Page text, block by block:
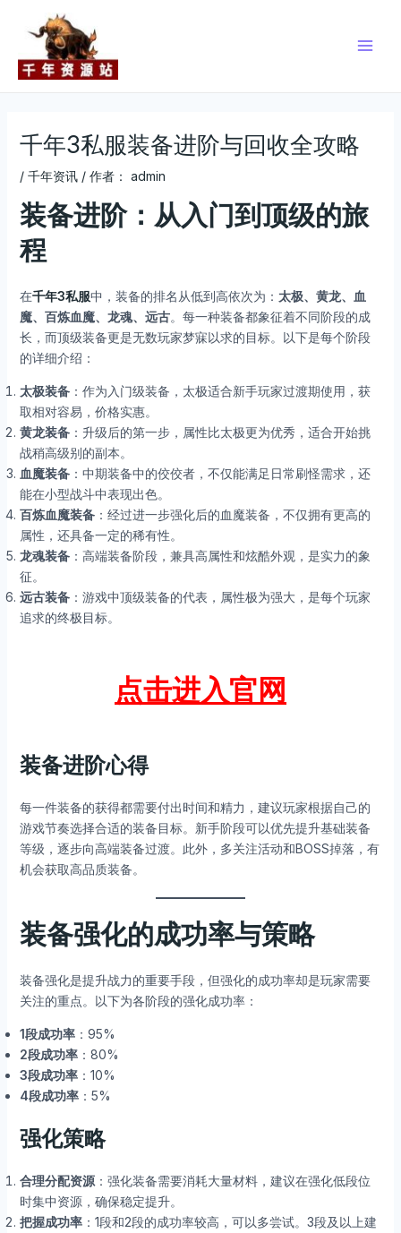
千年3私服装备进阶与回收全攻略
/ 千年资讯/ 作者： admin
装备进阶：从入门到顶级的旅
程
在千年3私服中，装备的排名从低到高依次为： 太极、黄龙、血
魔、百炼血魔、龙魂、远古。每一种装备都象征着不同阶段的成
长，而顶级装备更是无数玩家梦寐以求的目标。以下是每个阶段
的详细介绍：
太极装备：作为入门级装备，太极适合新手玩家过渡期使用，获
取相对容易，价格实惠。
黄龙装备：升级后的第一步，属性比太极更为优秀，适合开始挑
战稍高级别的副本。
血魔装备：中期装备中的佼佼者，不仅能满足日常刷怪需求，还
能在小型战斗中表现出色。
百炼血魔装备：经过进一步强化后的血魔装备，不仅拥有更高的
属性，还具备一定的稀有性。
龙魂装备：高端装备阶段，兼具高属性和炫酷外观，是实力的象
征。
远古装备：游戏中顶级装备的代表，属性极为强大，是每个玩家
追求的终极目标。
点击进入官网
装备进阶心得
每一件装备的获得都需要付出时间和精力，建议玩家根据自己的
游戏节奏选择合适的装备目标。新手阶段可以优先提升基础装备
等级，逐步向高端装备过渡。此外，多关注活动和BOSS掉落，有
机会获取高品质装备。
装备强化的成功率与策略
装备强化是提升战力的重要手段，但强化的成功率却是玩家需要
关注的重点。以下为各阶段的强化成功率：
1段成功率：95%
2段成功率：80%
3段成功率：10%
4段成功率：5%
强化策略
合理分配资源：强化装备需要消耗大量材料，建议在强化低段位
时集中资源，确保稳定提升。
把握成功率：1段和2段的成功率较高，可以多尝试。3段及以上建
navigation